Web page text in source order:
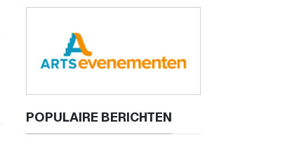
POPULAIRE BERICHTEN